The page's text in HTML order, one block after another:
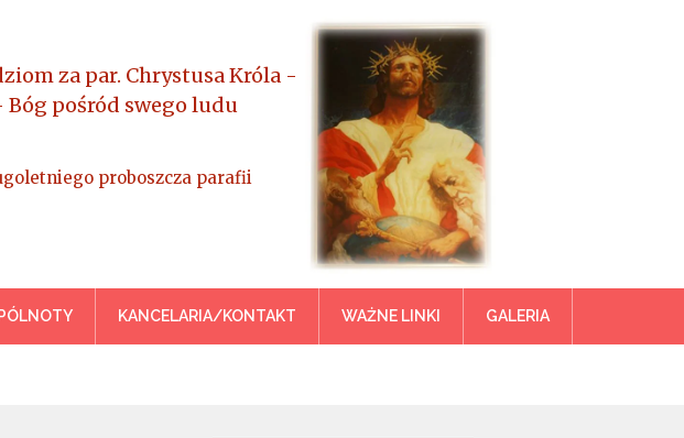
– Rawa Mazowiecka
za par. Chrystusa Króla -
Bóg pośród swego ludu
proboszcza parafii
KANCELARIA/KONTAKT WAŻNE LINKI GALERIA